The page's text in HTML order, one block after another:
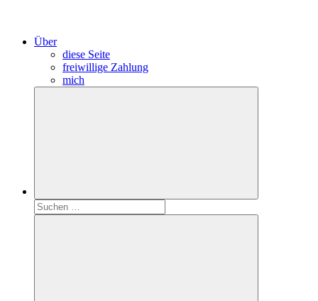
Über
diese Seite
freiwillige Zahlung
mich
Suchen
nach: